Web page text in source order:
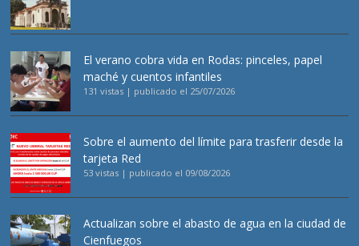
El verano cobra vida en Rodas: pinceles, papel
maché y cuentos infantiles
131 vistas | publicado el 25/07/2026
Sobre el aumento del límite para trasferir desde la
tarjeta Red
53 vistas | publicado el 09/08/2026
Actualizan sobre el abasto de agua en la ciudad de
Cienfuegos